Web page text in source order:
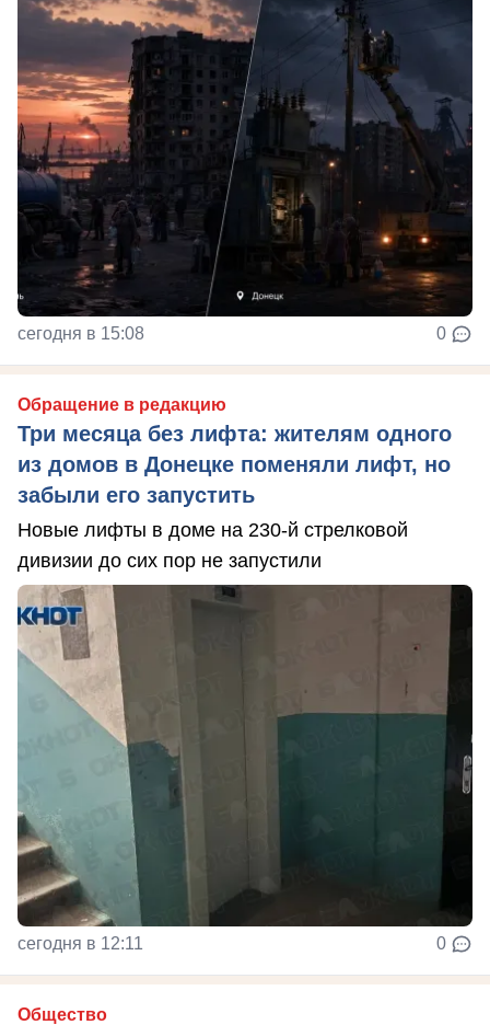
сегодня в 15:08 0
Обращение в редакцию
Три месяца без лифта: жителям одного
из домов в Донецке поменяли лифт, но
забыли его запустить
Новые лифты в доме на 230-й стрелковой
дивизии до сих пор не запустили
сегодня в 12:11 0
Общество